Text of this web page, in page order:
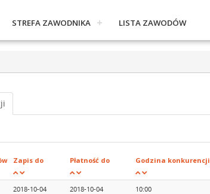
STREFA ZAWODNIKA LISTA ZAWODÓW
Zapis do Płatność do Godzina konkurencji
2018-10-04 2018-10-04 10:00